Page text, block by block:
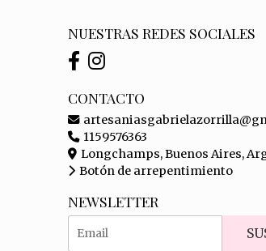
NUESTRAS REDES SOCIALES
CONTACTO
1159576363
Longchamps, Buenos Aires,
Botón de arrepentimiento
NEWSLETTER